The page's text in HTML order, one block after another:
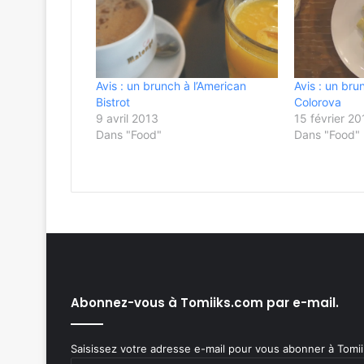
Avis : un brunch à l’American
Bistrot
9 avril 2013
Dans "Food"
Avis : un
Colorova
15 février
Dans "Food"
Abonnez-vous à Tomiiks.com par e-mail.
Saisissez votre adresse e-mail pour vous abonner à